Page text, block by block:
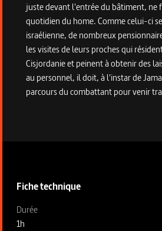
juste devant l'entrée du bâtiment, ne
quotidien du home. Comme celui-ci
israélienne, de nombreux
les visites de leurs proches qui
Cisjordanie et peinent à obtenir des
au personnel, il doit, à l'instar de
parcours du combattant pour venir
Fiche technique
Fiche technique section gauche
Durée
1h